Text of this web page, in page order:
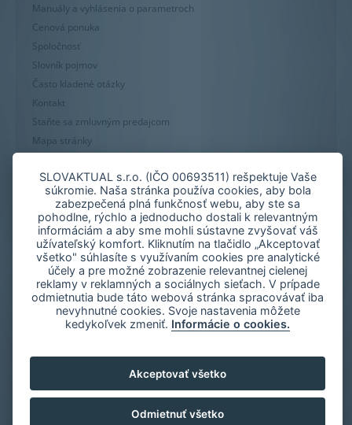
Manuály a vyhlásenia o parametroch
Cenová ponuka
Spoločnosť
Slovník pojmov
Často kladené otázky
Kontakt
Staňte sa zmluvným predajcom
Mapa stránky
Nastavenie cookies
Oznámenie nekalých praktík
SLOVAKTUAL s.r.o. (IČO 00693511) rešpektuje Vaše
súkromie. Naša stránka používa cookies, aby bola
zabezpečená plná funkčnosť webu, aby ste sa
pohodlne, rýchlo a jednoducho dostali k relevantným
informáciám a aby sme mohli sústavne zvyšovať váš
užívateľský komfort. Kliknutím na tlačidlo „Akceptovať
všetko" súhlasíte s využívaním cookies pre analytické
účely a pre možné zobrazenie relevantnej cielenej
reklamy v reklamných a sociálnych sieťach. V prípade
odmietnutia bude táto webová stránka spracovávať iba
nevyhnutné cookies. Svoje nastavenia môžete
kedykoľvek zmeniť. Informácie o cookies.
Akceptovať všetko
Odmietnuť všetko